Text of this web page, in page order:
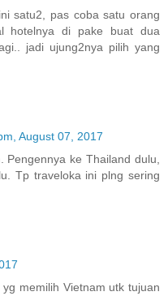
satu2, pas coba satu orang
hotelnya di pake buat dua
jadi ujung2nya pilih yang
August 07, 2017
Pengennya ke Thailand dulu,
Tp traveloka ini plng sering
memilih Vietnam utk tujuan